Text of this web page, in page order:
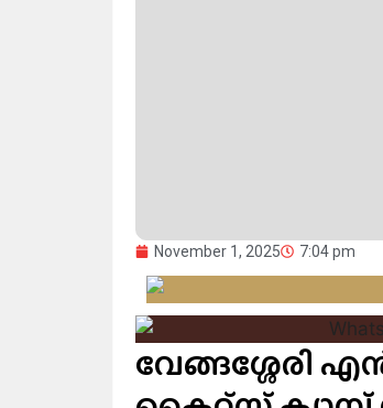
November 1, 2025 7:04 pm
വേങ്ങശ്ശേരി